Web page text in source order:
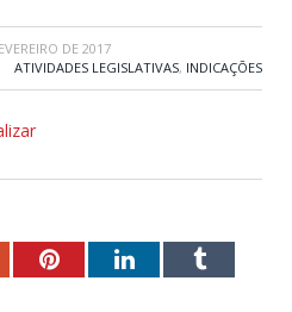
DE 2017
ATIVIDADES LEGISLATIVAS, INDICAÇÕES
PinterestLinkedInTumblr